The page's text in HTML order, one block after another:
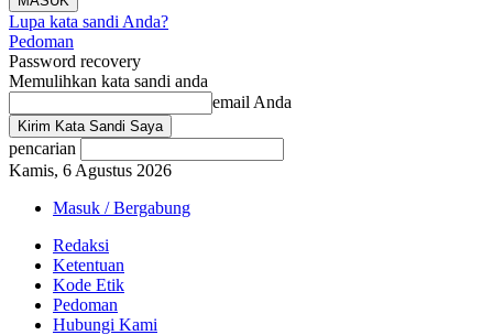
Lupa kata sandi Anda?
Pedoman
Password recovery
Memulihkan kata sandi anda
email Anda
pencarian
Kamis, 6 Agustus 2026
Masuk / Bergabung
Redaksi
Ketentuan
Kode Etik
Pedoman
Hubungi Kami